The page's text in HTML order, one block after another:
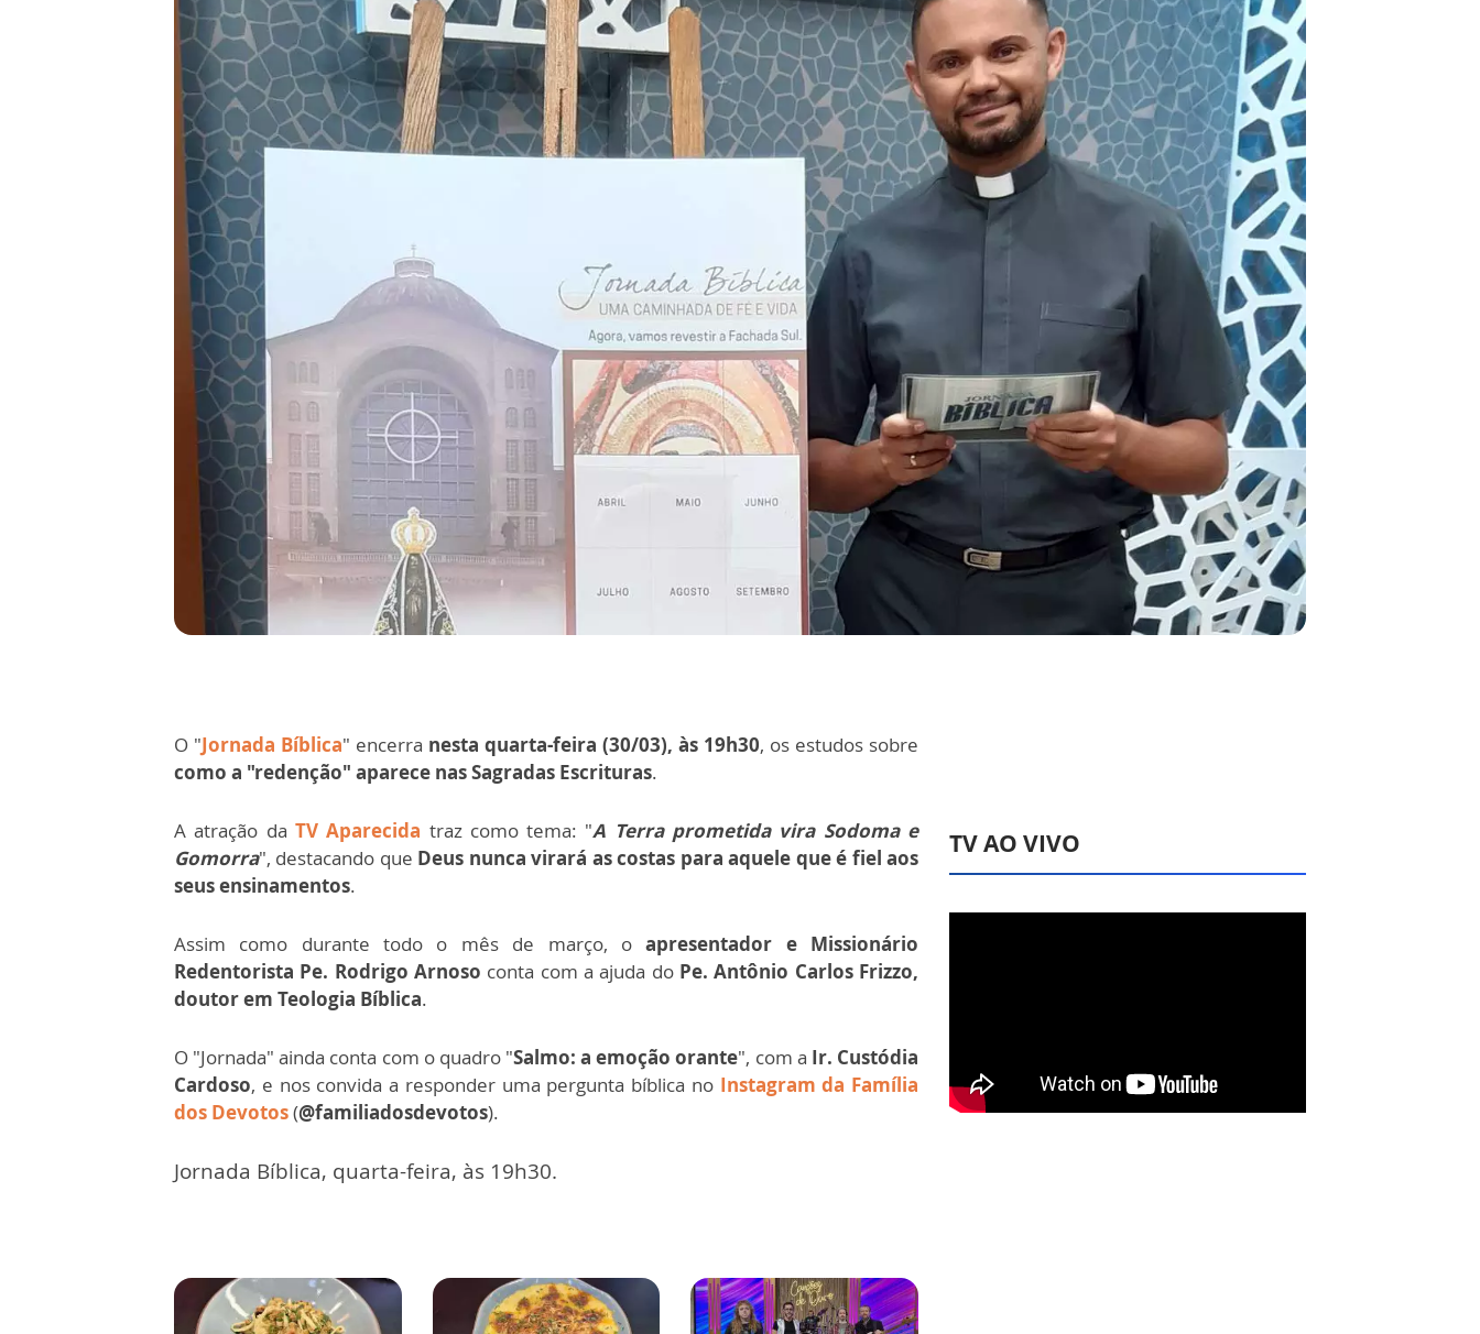
O "Jornada Bíblica" encerra nesta quarta-feira (30/03), às 19h30, os estudos sobre
como a "redenção" aparece nas Sagradas Escrituras.
A atração da TV Aparecida traz como tema: "A Terra prometida vira Sodoma e
Gomorra", destacando que Deus nunca virará as costas para aquele que é fiel aos
seus ensinamentos.
Assim como durante todo o mês de março, oapresentador e Missionário
Redentorista Pe. Rodrigo Arnoso conta com a ajuda do Pe. Antônio Carlos Frizzo,
doutor em Teologia Bíblica.
O "Jornada" ainda conta com o quadro "Salmo: a emoção orante", com a Ir. Custódia
Cardoso, e nos convida a responder uma pergunta bíblica no Instagram da Família
dos Devotos(@familiadosdevotos).
Jornada Bíblica, quarta-feira, às 19h30.
TV AO VIVO